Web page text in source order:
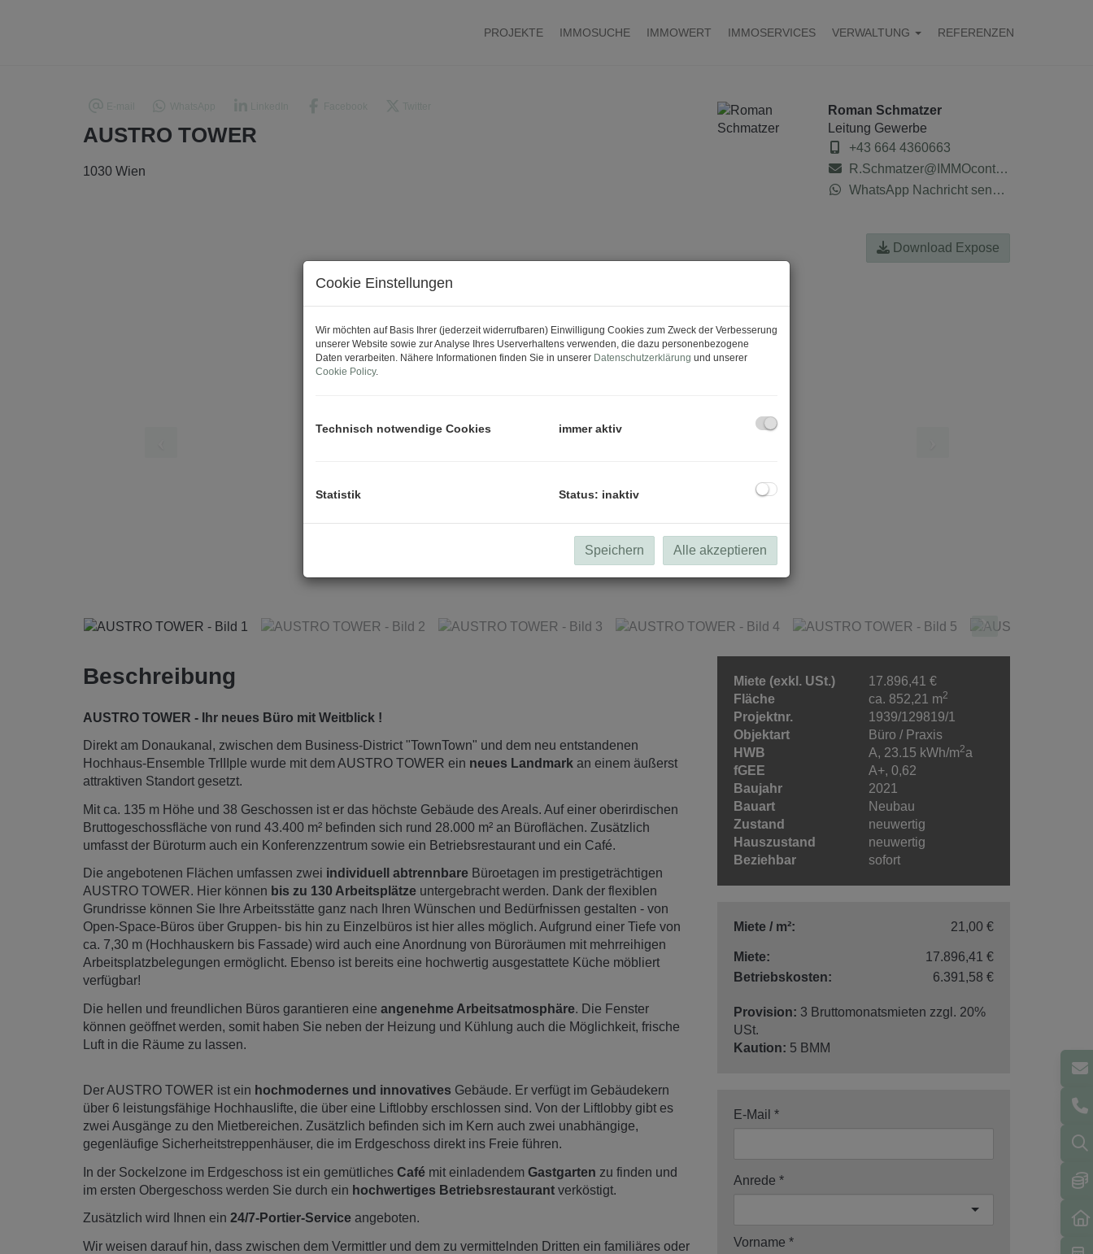
PROJEKTE IMMOSUCHE IMMOWERT IMMOSERVICES VERWALTUNG REFERENZEN
AUSTRO TOWER
1030 Wien
Roman Schmatzer
Leitung Gewerbe
+43 664 4360663
R.Schmatzer@IMMOcontract.at
WhatsApp Nachricht senden
Download Expose
Beschreibung
AUSTRO TOWER - Ihr neues Büro mit Weitblick !
Direkt am Donaukanal, zwischen dem Business-District "TownTown" und dem neu entstandenen
Hochhaus-Ensemble TrIIIple wurde mit dem AUSTRO TOWER ein neues Landmark an einem äußerst
attraktiven Standort gesetzt.
Mit ca. 135 m Höhe und 38 Geschossen ist er das höchste Gebäude des Areals. Auf einer oberirdischen
Bruttogeschossfläche von rund 43.400 m² befinden sich rund 28.000 m² an Büroflächen. Zusätzlich
umfasst der Büroturm auch ein Konferenzzentrum sowie ein Betriebsrestaurant und ein Café.
Die angebotenen Flächen umfassen zwei individuell abtrennbare Büroetagen im prestigeträchtigen
AUSTRO TOWER. Hier können bis zu 130 Arbeitsplätze untergebracht werden. Dank der flexiblen
Grundrisse können Sie Ihre Arbeitsstätte ganz nach Ihren Wünschen und Bedürfnissen gestalten - von
Open-Space-Büros über Gruppen- bis hin zu Einzelbüros ist hier alles möglich. Aufgrund einer Tiefe von
ca. 7,30 m (Hochhauskern bis Fassade) wird auch eine Anordnung von Büroräumen mit mehrreihigen
Arbeitsplatzbelegungen ermöglicht. Ebenso ist bereits eine hochwertig ausgestattete Küche möbliert
verfügbar!
Die hellen und freundlichen Büros garantieren eine angenehme Arbeitsatmosphäre. Die Fenster
können geöffnet werden, somit haben Sie neben der Heizung und Kühlung auch die Möglichkeit, frische
Luft in die Räume zu lassen.
Der AUSTRO TOWER ist ein hochmodernes und innovatives Gebäude. Er verfügt im Gebäudekern
über 6 leistungsfähige Hochhauslifte, die über eine Liftlobby erschlossen sind. Von der Liftlobby gibt es
zwei Ausgänge zu den Mietbereichen. Zusätzlich befinden sich im Kern auch zwei unabhängige,
gegenläufige Sicherheitstreppenhäuser, die im Erdgeschoss direkt ins Freie führen.
In der Sockelzone im Erdgeschoss ist ein gemütliches Café mit einladendem Gastgarten zu finden und
im ersten Obergeschoss werden Sie durch ein hochwertiges Betriebsrestaurant verköstigt.
Zusätzlich wird Ihnen ein 24/7-Portier-Service angeboten.
Wir weisen darauf hin, dass zwischen dem Vermittler und dem zu vermittelnden Dritten ein familiäres oder
Miete (exkl. USt.)
17.896,41 €
Fläche
ca. 852,21 m2
Projektnr.
1939/129819/1
Objektart
Büro / Praxis
HWB
A, 23.15 kWh/m2a
fGEE
A+, 0,62
Baujahr
2021
Bauart
Neubau
Zustand
neuwertig
Hauszustand
neuwertig
Beziehbar
sofort
Miete / m²: 21,00 €
Miete:
17.896,41 €
Betriebskosten:
6.391,58 €
Provision: 3 Bruttomonatsmieten zzgl. 20%
USt.
Kaution: 5 BMM
E-Mail
Anrede
Vorname
Cookie Einstellungen
Wir möchten auf Basis Ihrer (jederzeit widerrufbaren) Einwilligung Cookies zum Zweck der Verbesserung
unserer Website sowie zur Analyse Ihres Userverhaltens verwenden, die dazu personenbezogene
Daten verarbeiten. Nähere Informationen finden Sie in unserer Datenschutzerklärung und unserer
Cookie Policy.
Technisch notwendige Cookies immer aktiv
Statistik Status: inaktiv
Speichern Alle akzeptieren